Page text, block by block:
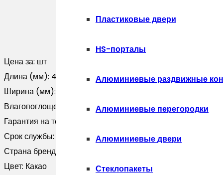
+7-910-327-77-88
Пластиковые двери
HS-порталы
Алюминиевые раздвижные
Алюминиевые перегородки
Алюминиевые двери
Стеклопакеты
Цена за: шт
Длина (мм): 4000
Ширина (мм):
Влагопоглощение:
менее 1%
Гарантия на технические хара:
Срок службы:
Страна бренда:
Цвет: Какао